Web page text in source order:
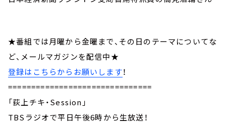
★番組では月曜から金曜まで、その日のテーマについてな
ど、メールマガジンを配信中★
登録はこちらからお願いします！
===============================
「荻上チキ・Session」
TBSラジオで平日午後6時から生放送！